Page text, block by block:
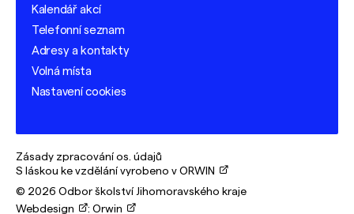
Kalendář akcí
Telefonní seznam
Adresy a kontakty
Volná místa
Nastavení cookies
Zásady zpracování os. údajů
S láskou ke vzdělání vyrobeno v ORWIN
© 2026 Odbor školství Jihomoravského kraje
Webdesign
: Orwin